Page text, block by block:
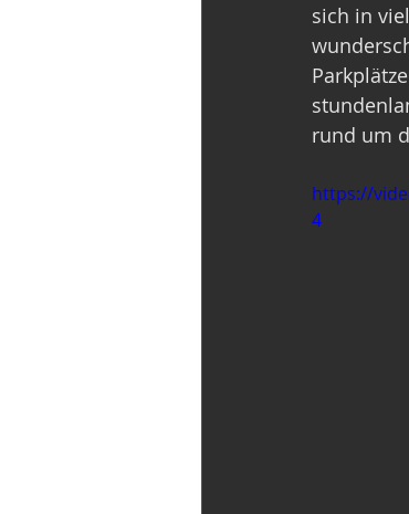
sich in
rund um
https://
4